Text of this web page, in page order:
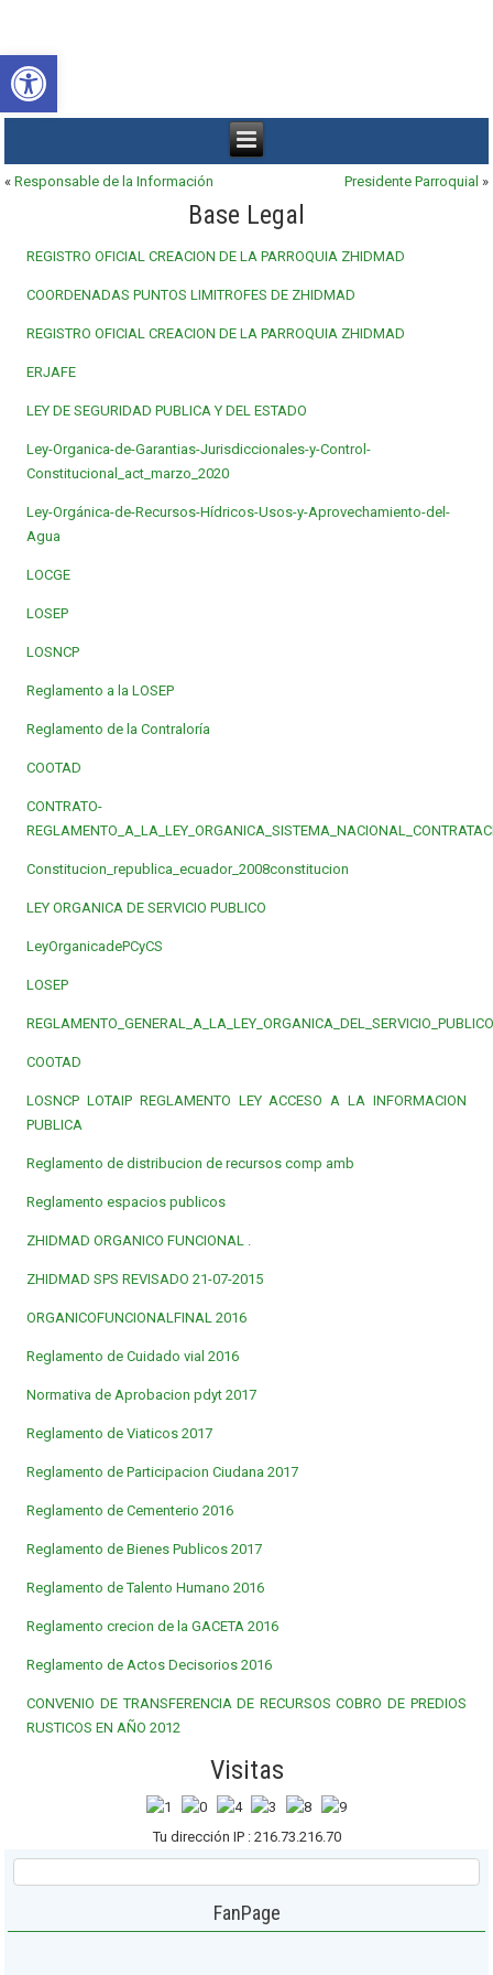
«Responsable de la Información Presidente Parroquial »
Base Legal
REGISTRO OFICIAL CREACION DE LA PARROQUIA ZHIDMAD
COORDENADAS PUNTOS LIMITROFES DE ZHIDMAD
REGISTRO OFICIAL CREACION DE LA PARROQUIA ZHIDMAD
ERJAFE
LEY DE SEGURIDAD PUBLICA Y DEL ESTADO
Ley-Organica-de-Garantias-Jurisdiccionales-y-Control-
Constitucional_act_marzo_2020
Ley-Orgánica-de-Recursos-Hídricos-Usos-y-Aprovechamiento-del-
Agua
LOCGE
LOSEP
LOSNCP
Reglamento a la LOSEP
Reglamento de la Contraloría
COOTAD
CONTRATO-
Constitucion_republica_ecuador_2008constitucion
LEY ORGANICA DE SERVICIO PUBLICO
LeyOrganicadePCyCS
LOSEP
COOTAD
LOSNCP LOTAIP REGLAMENTO LEY ACCESO A LA INFORMACION
PUBLICA
Reglamento de distribucion de recursos comp amb
Reglamento espacios publicos
ZHIDMAD ORGANICO FUNCIONAL .
ZHIDMAD SPS REVISADO 21-07-2015
ORGANICOFUNCIONALFINAL 2016
Reglamento de Cuidado vial 2016
Normativa de Aprobacion pdyt 2017
Reglamento de Viaticos 2017
Reglamento de Participacion Ciudana 2017
Reglamento de Cementerio 2016
Reglamento de Bienes Publicos 2017
Reglamento de Talento Humano 2016
Reglamento crecion de la GACETA 2016
Reglamento de Actos Decisorios 2016
CONVENIO DE TRANSFERENCIA DE RECURSOS COBRO DE PREDIOS
RUSTICOS EN AÑO 2012
Visitas
Tu dirección IP : 216.73.216.70
FanPage
Abrir barra de herramientas